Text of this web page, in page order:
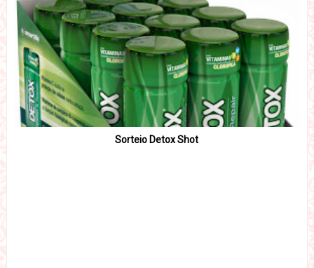
Sorteio Detox Shot